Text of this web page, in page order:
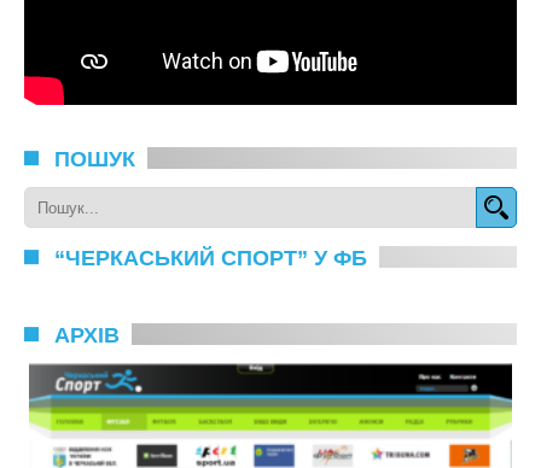
ПОШУК
“ЧЕРКАСЬКИЙ СПОРТ” У ФБ
АРХІВ